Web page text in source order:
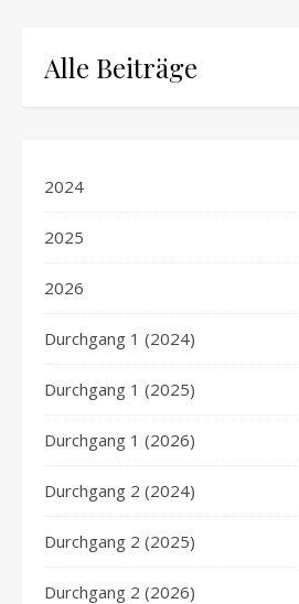
Alle Beiträge
2024
2025
2026
Durchgang 1 (2024)
Durchgang 1 (2025)
Durchgang 1 (2026)
Durchgang 2 (2024)
Durchgang 2 (2025)
Durchgang 2 (2026)